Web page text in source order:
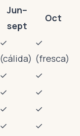
Jun–
sept
Oct
✓
(cálida)
✓
(fresca)
✓
✓
✓
✓
✓
✓
✓
✓